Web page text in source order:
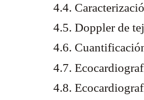
4.4.
4.5. Doppler de
4.6.
4.7.
4.8.